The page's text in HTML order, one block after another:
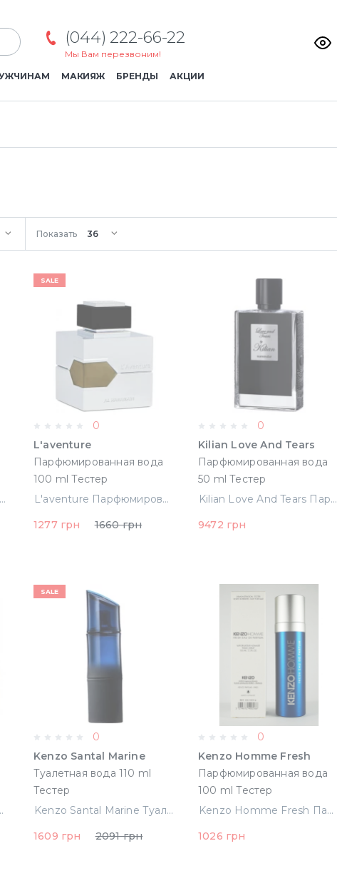
(044) 222-66-22
Мы Вам перезвоним!
МАКИЯЖ БРЕНДЫ АКЦИИ
Показать
Lacoste Men Red Туалетная вода 125 ml Тестер (7370520646808)
SALE
0
L'aventure
Парфюмированная вода
100 ml Тестер
(6291100139675)
L'aventure Парфюмированная вода 100 ml Тестер (6291100139675)
1277 грн
1660 грн
0
Kilian Love And Tears
Парфюмированная вода
50 ml Тестер
Kilian Love And Tears Парфюмированная вода 50 ml Тестер
9472 грн
рефил Без Спрея (3700550223184)
SALE
0
Kenzo Santal Marine
Туалетная вода 110 ml
Тестер
Kenzo Santal Marine Туалетная вода 110 ml Тестер
1609 грн
2091 грн
0
Kenzo Homme Fresh
Парфюмированная вода
100 ml Тестер
(3274872400566)
Kenzo Homme Fresh Парфюмированная вода 100 ml Тестер (3274872400566)
1026 грн